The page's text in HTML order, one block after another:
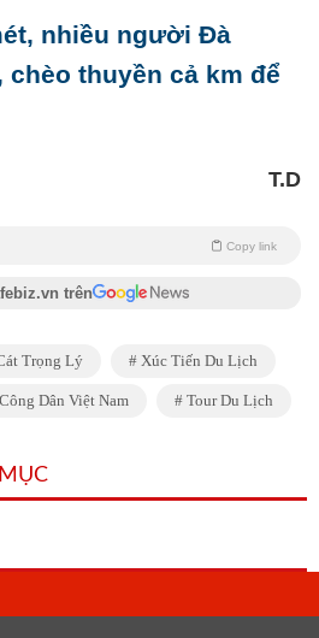
nhiều người Đà
thuyền cả km để
T.D
Copy link
trên
Trọng Lý Xúc Tiến Du Lịch
Công Dân Việt Nam Tour Du Lịch